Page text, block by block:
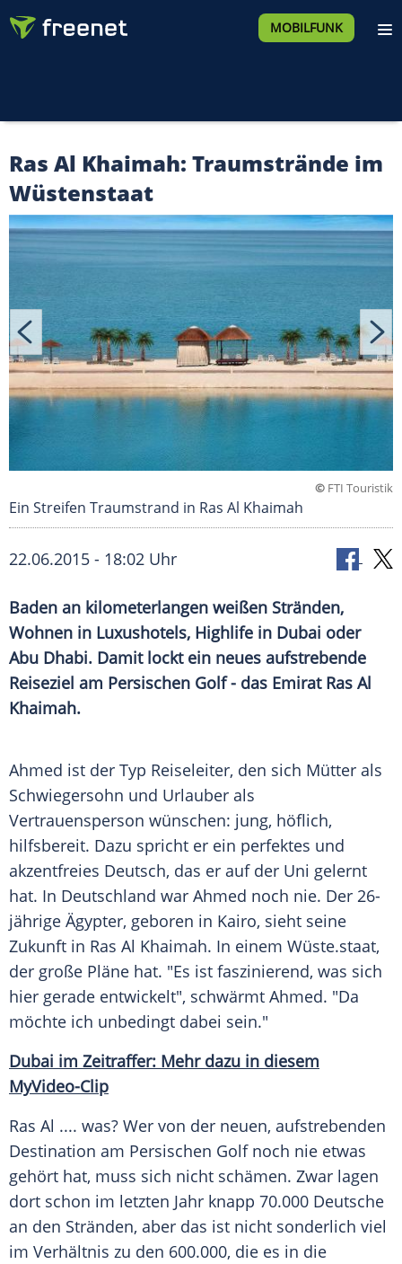
MOBILFUNK
Ras Al Khaimah: Traumstrände im
Wüstenstaat
© FTI Touristik
Ein Streifen Traumstrand in Ras Al Khaimah
22.06.2015 - 18:02 Uhr
Baden an kilometerlangen weißen Stränden,
Wohnen in Luxushotels, Highlife in Dubai oder
Abu Dhabi. Damit lockt ein neues aufstrebende
Reiseziel am Persischen Golf - das Emirat Ras Al
Khaimah.
Ahmed ist der Typ Reiseleiter, den sich Mütter als
Schwiegersohn und Urlauber als
Vertrauensperson wünschen: jung, höflich,
hilfsbereit. Dazu spricht er ein perfektes und
akzentfreies Deutsch, das er auf der Uni gelernt
hat. In Deutschland war Ahmed noch nie. Der 26-
jährige Ägypter, geboren in Kairo, sieht seine
Zukunft in Ras Al Khaimah. In einem Wüste.staat,
der große Pläne hat. "Es ist faszinierend, was sich
hier gerade entwickelt", schwärmt Ahmed. "Da
möchte ich unbedingt dabei sein."
Dubai im Zeitraffer: Mehr dazu in diesem
MyVideo-Clip
Ras Al .... was? Wer von der neuen, aufstrebenden
Destination am Persischen Golf noch nie etwas
gehört hat, muss sich nicht schämen. Zwar lagen
dort schon im letzten Jahr knapp 70.000 Deutsche
an den Stränden, aber das ist nicht sonderlich viel
im Verhältnis zu den 600.000, die es in die